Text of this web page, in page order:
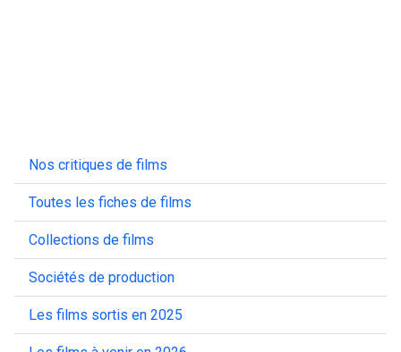
Nos critiques de films
Toutes les fiches de films
Collections de films
Sociétés de production
Les films sortis en 2025